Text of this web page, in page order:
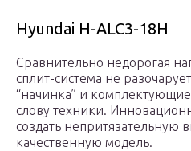
Hyundai H-ALC3-18H
Сравнительно недорогая
сплит-система не
“начинка” и
слову техники.
создать непритязательную
качественную модель.